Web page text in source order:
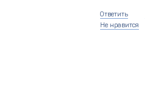
Ответить
Не нравится